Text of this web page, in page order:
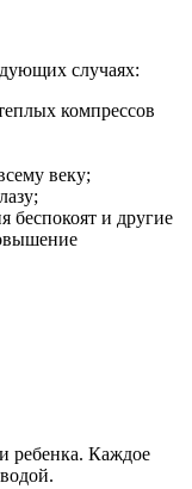
случаях:
компрессов
веку;
беспокоят и другие
ребенка. Каждое